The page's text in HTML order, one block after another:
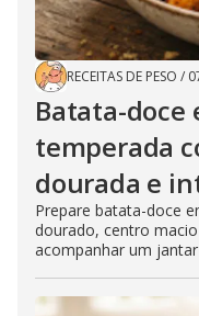
RECEITAS DE PESO /
Batata-doce
temperada
dourada e
Prepare batata-doce
dourado, centro
acompanhar um jantar